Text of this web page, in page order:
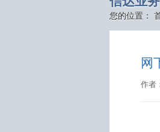
您的位置：
网
作者